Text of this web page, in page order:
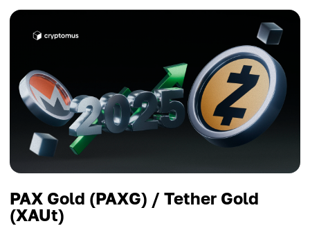
Crecimiento porcentual
$0.321
Crecimiento porcentual
+107.09%
Precio el 1 de enero de 2025 (USD)
Precio el 1 de enero de 2026 (USD)
$2.72
Crecimiento porcentual
+822.03%
PAX Gold (PAXG) / Tether Gold
(XAUt)